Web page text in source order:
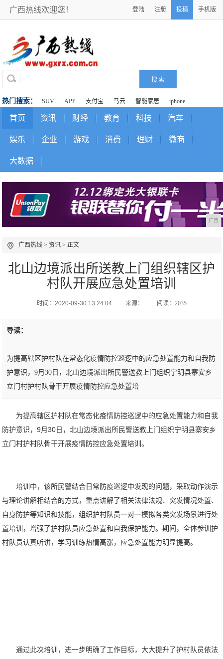
广西热线欢迎您！ 登陆 注册 投稿 手机版
热门搜索： SUV APP 支付宝 马云 智能家居 iphone
首页 资讯 财经 教育 科技 汽车
娱乐 企业 游戏 消费 理财 微商
大数据
广告
广西热线 >资讯 > 正文
北山边境派出所送教上门组织辖区护
村队开展应急处置培训
时间：2020-09-30 13:24:04 来源： 阅读：2035
导读：
为提高辖区护村队在常态化疫情防控巡逻中的应急处置能力和自我防
护意识，9月30日，北山边境派出所民警送教上门组织宁明县寨安乡
立门村护村队骨干开展疫情防控应急处置培
为提高辖区护村队在常态化疫情防控巡逻中的应急处置能力和自我
防护意识，9月30日，北山边境派出所民警送教上门组织宁明县寨安乡
立门村护村队骨干开展疫情防控应急处置培训。
培训中，该所民警结合日常防疫巡逻中发现的问题，采取动作演示
与理论讲解相结合的方式，重点讲解了相关法律法规、突发情况处置、
自身防护等知识和技能，组织护村队员一对一模拟各类突发场景进行处
置培训，增强了护村队员应急处置和自我保护能力。期间，全体参训护
村队员认真听讲，学习训练热情高涨，应急处置能力明显提高。
通过此次培训，进一步明确了工作目标，大大提升了护村队员依法